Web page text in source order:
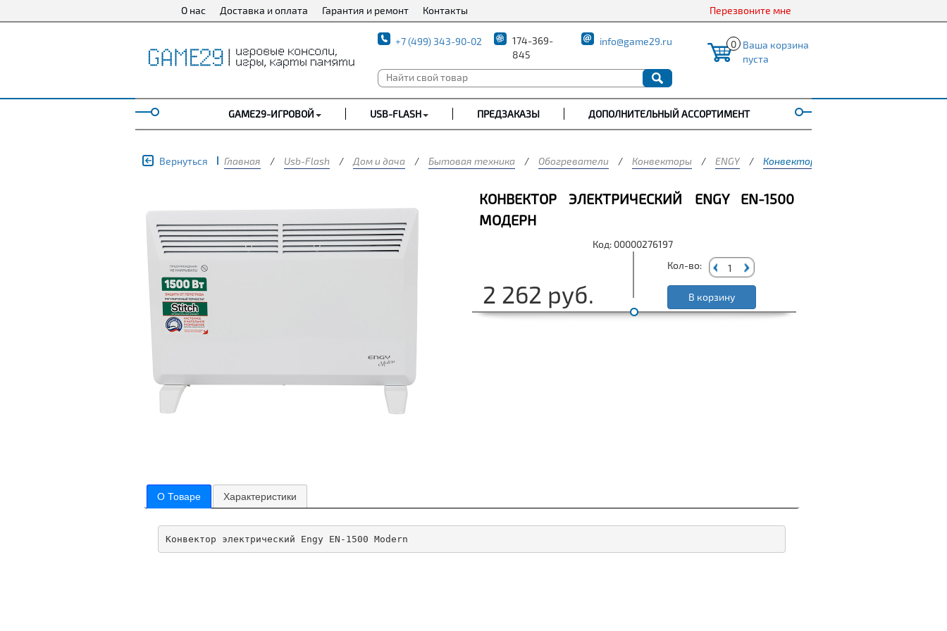
О нас Доставка и оплата Гарантия и ремонт Контакты Перезвоните мне
+7 (499) 343-90-02
174-369-
845
info@game29.ru 0 Ваша корзина
пуста
GAME29-ИГРОВОЙ USB-FLASH ПРЕДЗАКАЗЫ ДОПОЛНИТЕЛЬНЫЙ АССОРТИМЕНТ
Вернуться Главная / Usb-Flash / Дом и дача / Бытовая техника / Обогреватели / Конвекторы / ENGY / Конвектор электрический Engy EN-
КОНВЕКТОР ЭЛЕКТРИЧЕСКИЙ ENGY EN-1500
МОДЕРН
Код: 00000276197
2 262 руб.
Кол-во:
В корзину
О Товаре Характеристики
Конвектор электрический Engy EN-1500 Modern